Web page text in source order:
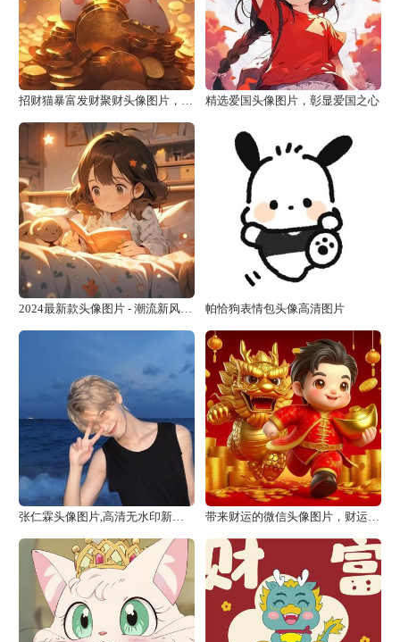
招财猫暴富发财聚财头像图片，见者发财 精选爱国头像图片，彰显爱国之心
2024最新款头像图片 - 潮流新风向，尽在掌握 帕恰狗表情包头像高清图片
张仁霖头像图片,高清无水印新款图片 带来财运的微信头像图片，财运来了挡也挡不住